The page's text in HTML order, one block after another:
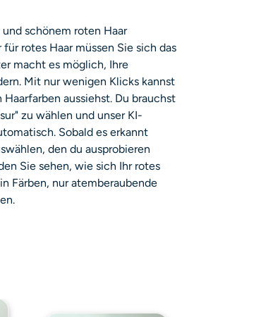
schönem roten Haar
rotes Haar müssen Sie sich das
macht es möglich, Ihre
Mit nur wenigen Klicks kannst
aussiehst. Du brauchst
zu wählen und unser KI-
Sobald es erkannt
den du ausprobieren
Sie sehen, wie sich Ihr rotes
Färben, nur atemberaubende